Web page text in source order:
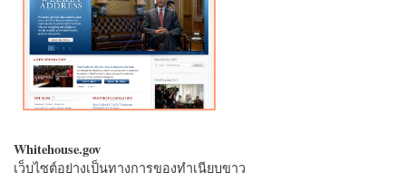
Whitehouse.gov
เว็บไซต์อย่างเป็นทางการของทำเนียบขาว